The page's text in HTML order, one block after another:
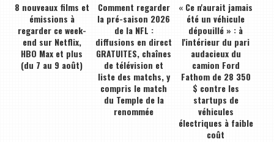
8 nouveaux films et
émissions à
regarder ce week-
end sur Netflix,
HBO Max et plus
(du 7 au 9 août)
Comment regarder
la pré-saison 2026
de la NFL :
diffusions en direct
GRATUITES, chaînes
de télévision et
liste des matchs, y
compris le match
du Temple de la
renommée
« Ce n'aurait jamais
été un véhicule
dépouillé » : à
l'intérieur du pari
audacieux du
camion Ford
Fathom de 28 350
$ contre les
startups de
véhicules
électriques à faible
coût